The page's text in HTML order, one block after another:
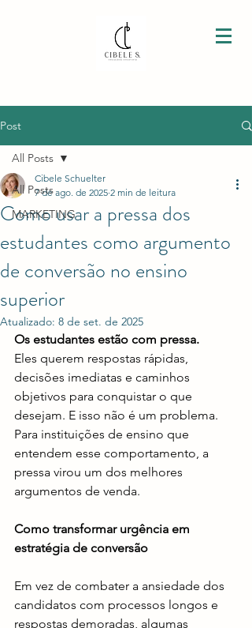
Post
All Posts
MARKETING
All Posts
Como usar a pressa dos
estudantes como argumento
de conversão no ensino
superior
Cibele Schuelter
7 de ago. de 2025 2 min de leitura
Atualizado: 8 de set. de 2025
Os estudantes estão com pressa.
Eles querem respostas rápidas,
decisões imediatas e caminhos
objetivos para conquistar o que
desejam. E isso não é um problema.
Para instituições de ensino que
entendem esse comportamento, a
pressa virou um dos melhores
argumentos de venda.
Como transformar urgência em
estratégia de conversão
Em vez de combater a ansiedade dos
candidatos com processos longos e
respostas demoradas, algumas